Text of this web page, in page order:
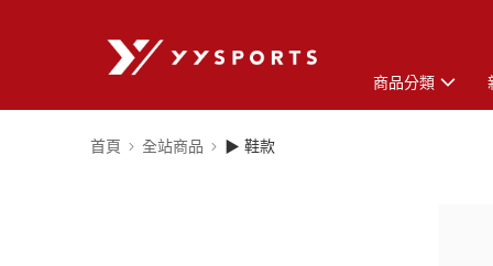
商品分類
首頁 全站商品 ▶ 鞋款